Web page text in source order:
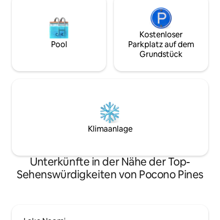
Pool
Kostenloser
Parkplatz auf dem
Grundstück
Klimaanlage
Unterkünfte in der Nähe der Top-
Sehenswürdigkeiten von Pocono Pines